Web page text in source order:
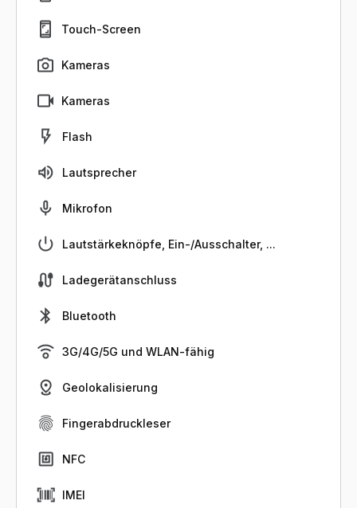
Touch-Screen
Kameras
Kameras
Flash
Lautsprecher
Mikrofon
Lautstärkeknöpfe, Ein-/Ausschalter, ...
Ladegerätanschluss
Bluetooth
3G/4G/5G und WLAN-fähig
Geolokalisierung
Fingerabdruckleser
NFC
IMEI